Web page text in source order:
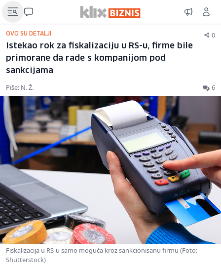
OVO SU DETALJI 0
Istekao rok za fiskalizaciju u RS-u, firme bile
primorane da rade s kompanijom pod
sankcijama
Piše: N. Ž. 6
Fiskalizacija u RS-u samo moguća kroz sankcionisanu firmu (Foto:
Shutterstock)